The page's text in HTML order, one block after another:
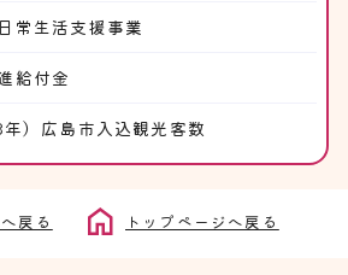
常生活支援事業
給付金
）広島市入込観光客数
戻る トップページへ戻る